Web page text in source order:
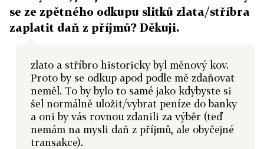
se ze zpětného odkupu slitků zlata/stříbra
zaplatit daň z příjmů? Děkuji.
zlato a stříbro historicky byl měnový kov.
Proto by se odkup apod podle mě zdaňovat
neměl. To by bylo to samé jako kdybyste si
šel normálně uložit/vybrat peníze do banky
a oni by vás rovnou zdanili za výběr (teď
nemám na mysli daň z příjmů, ale obyčejné
transakce).